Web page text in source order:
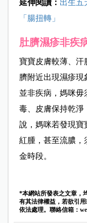
延伸閱讀： 出生五
「腸扭轉」
肚臍濕疹非疾
寶寶皮膚較薄、汗
臍附近出現濕疹現
並非疾病，媽咪毋
毒、皮膚保持乾淨
說，媽咪若發現寶
紅腫，甚至流膿，
金時段。
*本網站所發表之文章，
有其法律權益，若欲引
依法處理。聯絡信箱：